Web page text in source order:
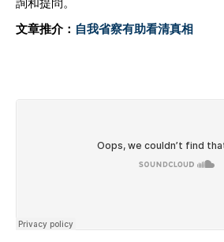
文章推介： 自我省察有助看清真相